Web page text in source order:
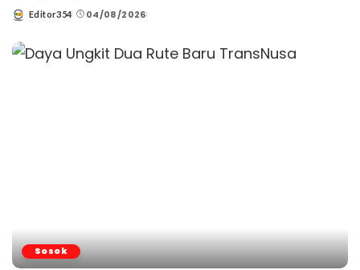
Posted
Editor354 04/08/2026
Sosok